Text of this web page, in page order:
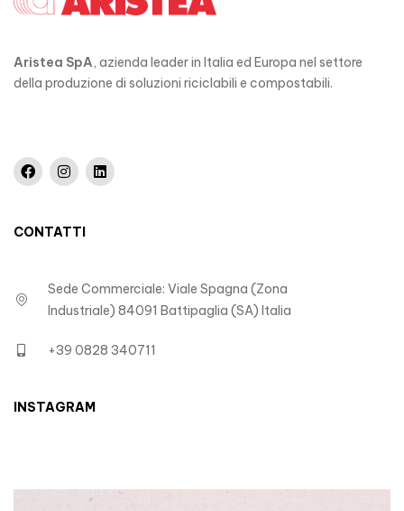
Aristea SpA, azienda leader in Italia ed Europa nel settore
della produzione di soluzioni riciclabili e compostabili.
CONTATTI
Sede Commerciale: Viale Spagna (Zona
Industriale) 84091 Battipaglia (SA) Italia
+39 0828 340711
INSTAGRAM